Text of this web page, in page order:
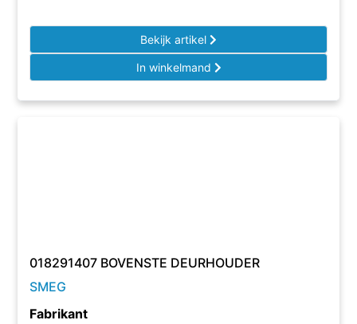
Bekijk artikel
In winkelmand
018291407 BOVENSTE DEURHOUDER
SMEG
Fabrikant